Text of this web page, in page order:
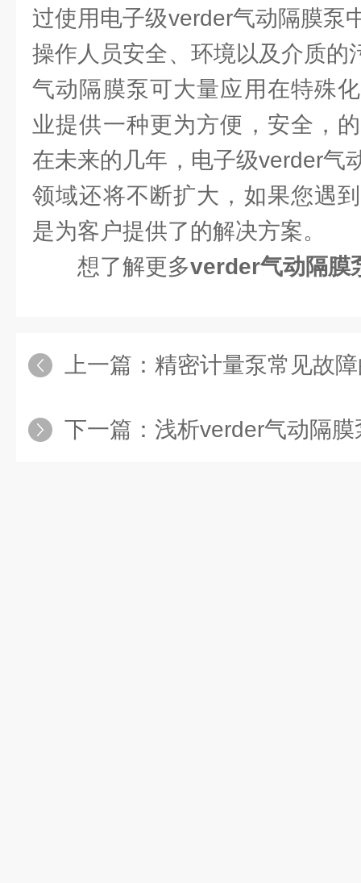
过使用电子级verder气动隔膜泵
操作人员安全、环境以及介质的
气动隔膜泵可大量应用在特殊
业提供一种更为方便，安全，
在未来的几年，电子级verder气
领域还将不断扩大，如果您遇
是为客户提供了的解决方案。
想了解更多verder气动隔膜
上一篇： 精密计量泵常见故
下一篇： 浅析verder气动隔膜泵在